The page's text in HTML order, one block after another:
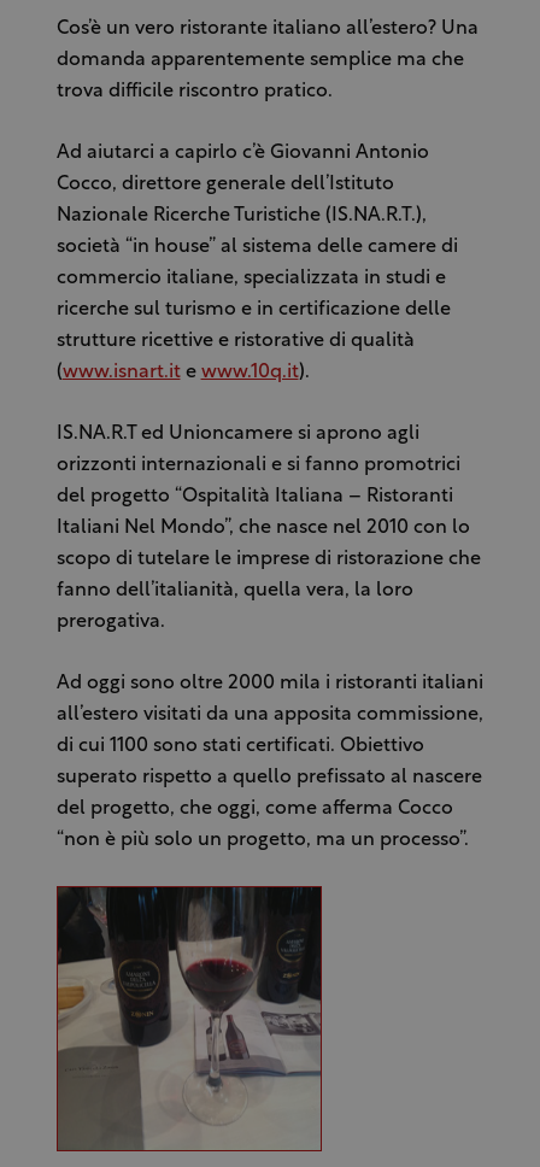
Cos’è un vero ristorante italiano all’estero? Una
domanda apparentemente semplice ma che
trova difficile riscontro pratico.
Ad aiutarci a capirlo c’è Giovanni Antonio
Cocco, direttore generale dell’Istituto
Nazionale Ricerche Turistiche (IS.NA.R.T.),
società “in house” al sistema delle camere di
commercio italiane, specializzata in studi e
ricerche sul turismo e in certificazione delle
strutture ricettive e ristorative di qualità
(www.isnart.ite www.10q.it).
IS.NA.R.T ed Unioncamere si aprono agli
orizzonti internazionali e si fanno promotrici
del progetto “Ospitalità Italiana – Ristoranti
Italiani Nel Mondo”, che nasce nel 2010 con lo
scopo di tutelare le imprese di ristorazione che
fanno dell’italianità, quella vera, la loro
prerogativa.
Ad oggi sono oltre 2000 mila i ristoranti italiani
all’estero visitati da una apposita commissione,
di cui 1100 sono stati certificati. Obiettivo
superato rispetto a quello prefissato al nascere
del progetto, che oggi, come afferma Cocco
“non è più solo un progetto, ma un processo”.